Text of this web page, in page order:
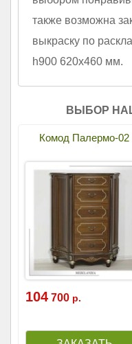
также возможна
выкраску по
h900 620х460 мм.
ВЫБОР
Комод Палермо-02
104 700 р.